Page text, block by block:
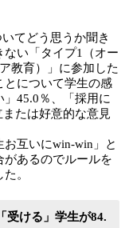
てどう思うか聞き
ない「タイプ1（オー
教育）」に参加した
とについて学生の感
45.0％、「採用に
たは好意的な意見
互いにwin-win」と
があるのでルールを
。
受ける」学生が84.